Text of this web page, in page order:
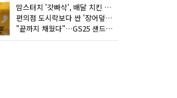
맘스터치 '갓빠삭', 배달 치킨 선입견을 바꿨다
편의점 도시락보다 싼 '장어덮밥'…오뚜기가 해냈다
"끝까지 채웠다"…GS25 샌드위치의 달라진 '속'사정